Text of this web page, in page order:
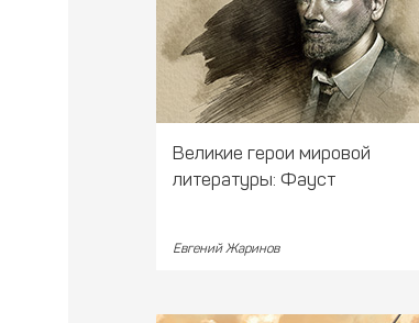
Великие герои мировой
литературы: Фауст
Евгений Жаринов